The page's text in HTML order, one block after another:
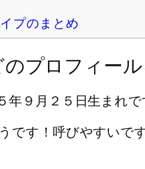
は？
についても♪
いて！
こへ通っていた？